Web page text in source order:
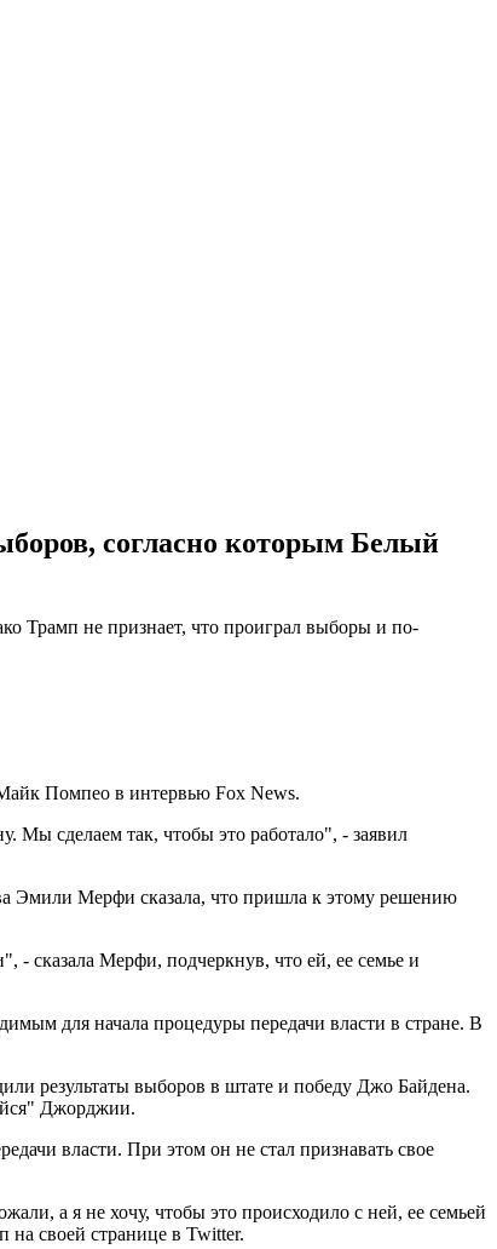
согласно которым Белый
Трамп не признает, что проиграл выборы и по-
Помпео в интервью Fox News.
Мы сделаем так, чтобы это работало", - заявил
Эмили Мерфи сказала, что пришла к этому решению
- сказала Мерфи, подчеркнув, что ей, ее семье и
для начала процедуры передачи власти в стране. В
результаты выборов в штате и победу Джо Байдена.
Джорджии.
власти. При этом он не стал признавать свое
а я не хочу, чтобы это происходило с ней, ее семьей
своей странице в Twitter.